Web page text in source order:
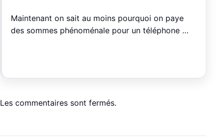
Maintenant on sait au moins pourquoi on paye
des sommes phénoménale pour un téléphone …
Les commentaires sont fermés.